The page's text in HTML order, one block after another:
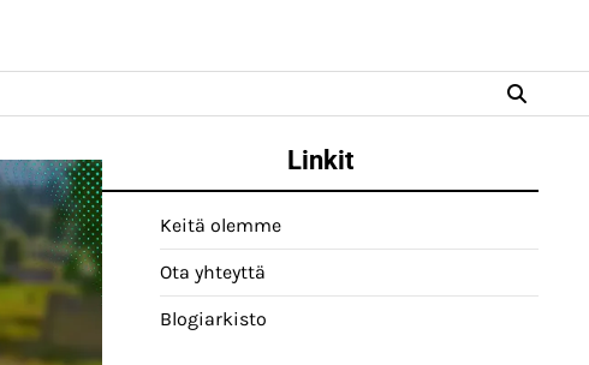
Linkit
Keitä olemme
Ota yhteyttä
Blogiarkisto